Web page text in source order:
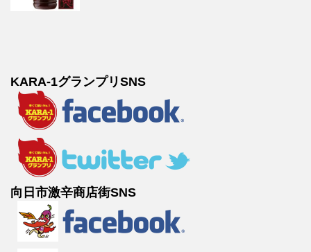
KARA-1グランプリSNS
向日市激辛商店街SNS